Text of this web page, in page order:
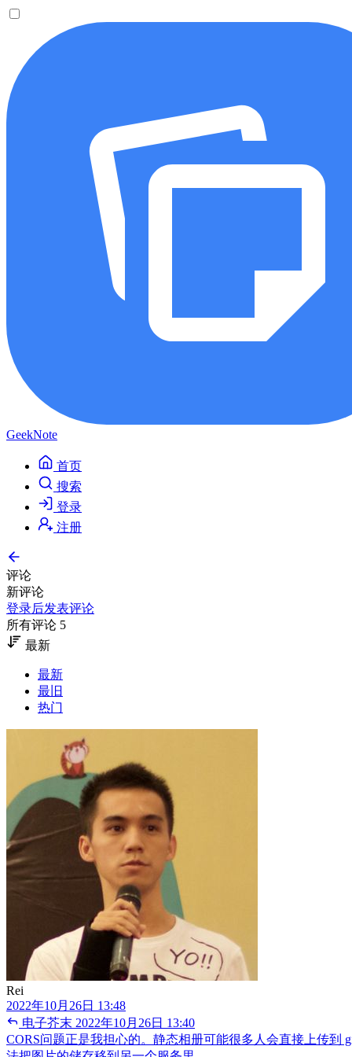
GeekNote
首页
搜索
登录
注册
评论
新评论
登录后发表评论
所有评论 5
最新
最新
最旧
热门
Rei
2022年10月26日 13:48
电子芥末 2022年10月26日 13:40
CORS问题正是我担心的。静态相册可能很多人会直接上传到